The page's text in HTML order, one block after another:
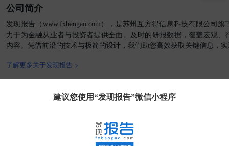
公司简介
发现报告（www.fxbaogao.com），是苏州互方得信息科技有限公司
力于为金融从业者与投资者提供全面、及时的研报数据，覆盖宏观、
内容。凭借前沿的技术与极简的设计，我们助您高效获取关键信息，
了解更多关于发现报告 >
客户端
建议您使用“发现报告”微信小程序
接入AI
小程序
APP